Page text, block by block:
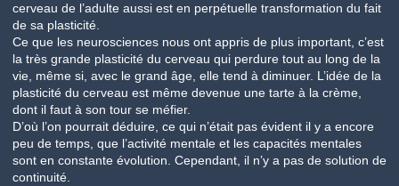
cerveau de l’adulte aussi est en perpétuelle transformation du fait
de sa plasticité.
Ce que les neurosciences nous ont appris de plus important, c’est
la très grande plasticité du cerveau qui perdure tout au long de la
vie, même si, avec le grand âge, elle tend à diminuer. L’idée de la
plasticité du cerveau est même devenue une tarte à la crème,
dont il faut à son tour se méfier.
D’où l’on pourrait déduire, ce qui n’était pas évident il y a encore
peu de temps, que l’activité mentale et les capacités mentales
sont en constante évolution. Cependant, il n’y a pas de solution de
continuité.